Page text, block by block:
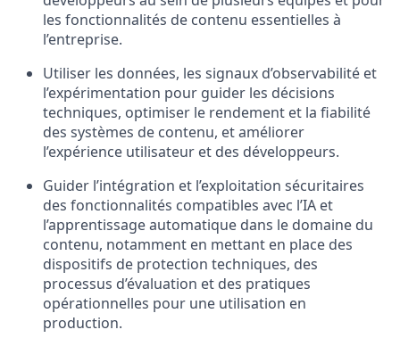
les fonctionnalités de contenu essentielles à
l’entreprise.
Utiliser les données, les signaux d’observabilité et
l’expérimentation pour guider les décisions
techniques, optimiser le rendement et la fiabilité
des systèmes de contenu, et améliorer
l’expérience utilisateur et des développeurs.
Guider l’intégration et l’exploitation sécuritaires
des fonctionnalités compatibles avec l’IA et
l’apprentissage automatique dans le domaine du
contenu, notamment en mettant en place des
dispositifs de protection techniques, des
processus d’évaluation et des pratiques
opérationnelles pour une utilisation en
production.